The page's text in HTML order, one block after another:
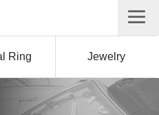
Ring Jewelry